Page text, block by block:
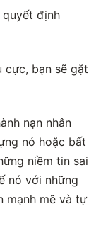
quyết định
cực, bạn sẽ gặt
nạn nhân
nó hoặc bất
niềm tin sai
nó với những
mạnh mẽ và tự